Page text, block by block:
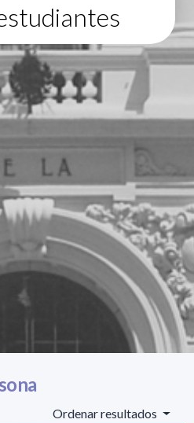
Ordenar resultados